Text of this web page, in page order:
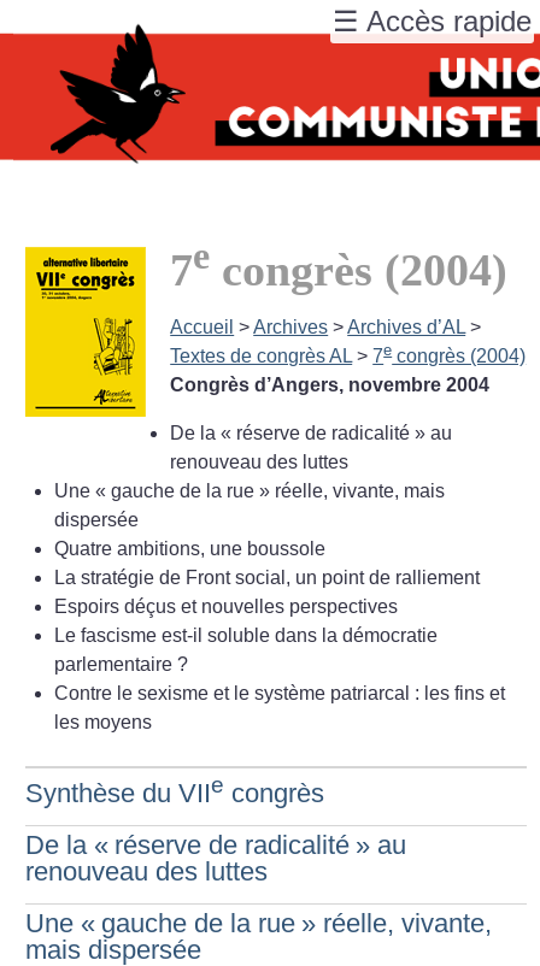
7e congrès (2004)
Accueil >Archives >Archives d’AL >
Textes de congrès AL >7econgrès (2004)
Congrès d’Angers, novembre 2004
De la « réserve de radicalité » au
renouveau des luttes
Une « gauche de la rue » réelle, vivante, mais
dispersée
Quatre ambitions, une boussole
La stratégie de Front social, un point de ralliement
Espoirs déçus et nouvelles perspectives
Le fascisme est-il soluble dans la démocratie
parlementaire ?
Contre le sexisme et le système patriarcal : les fins et
les moyens
Synthèse du VIIe congrès
De la « réserve de radicalité » au
renouveau des luttes
Une « gauche de la rue » réelle, vivante,
mais dispersée
☰ Accès rapide